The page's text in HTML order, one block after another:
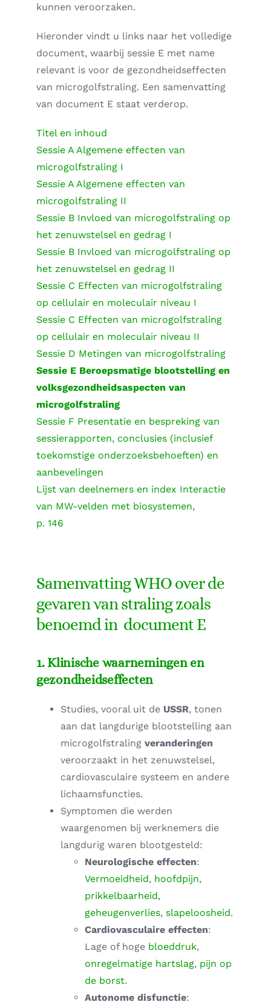
kunnen veroorzaken.
Hieronder vindt u links naar het volledige
document, waarbij sessie E met name
relevant is voor de gezondheidseffecten
van microgolfstraling. Een samenvatting
van document E staat verderop.
Titel en inhoud
Sessie A Algemene effecten van
microgolfstraling I
Sessie A Algemene effecten van
microgolfstraling II
Sessie B Invloed van microgolfstraling op
het zenuwstelsel en gedrag I
Sessie B Invloed van microgolfstraling op
het zenuwstelsel en gedrag II
Sessie C Effecten van microgolfstraling
op cellulair en moleculair niveau I
Sessie C Effecten van microgolfstraling
op cellulair en moleculair niveau II
Sessie D Metingen van microgolfstraling
Sessie E Beroepsmatige blootstelling en
volksgezondheidsaspecten van
microgolfstraling
Sessie F Presentatie en bespreking van
sessierapporten, conclusies (inclusief
toekomstige onderzoeksbehoeften) en
aanbevelingen
Lijst van deelnemers en index Interactie
van MW-velden met biosystemen,
p. 146
Samenvatting WHO over de
gevaren van straling zoals
benoemd in document E
1. Klinische waarnemingen en
gezondheidseffecten
Studies, vooral uit de USSR, tonen
aan dat langdurige blootstelling aan
microgolfstraling veranderingen
veroorzaakt in het zenuwstelsel,
cardiovasculaire systeem en andere
lichaamsfuncties.
Symptomen die werden
waargenomen bij werknemers die
langdurig waren blootgesteld:
Neurologische effecten:
Vermoeidheid, hoofdpijn,
prikkelbaarheid,
geheugenverlies, slapeloosheid.
Cardiovasculaire effecten:
Lage of hoge bloeddruk,
onregelmatige hartslag, pijn op
de borst.
Autonome disfunctie: